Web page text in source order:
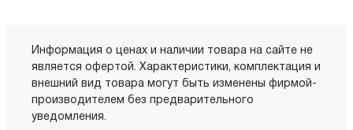
Информация о ценах и наличии товара на сайте не
является офертой. Характеристики, комплектация и
внешний вид товара могут быть изменены фирмой-
производителем без предварительного
уведомления.